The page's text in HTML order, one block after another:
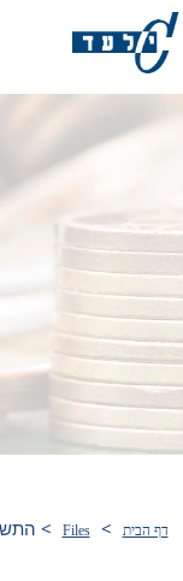
דף הבית >
Files
>